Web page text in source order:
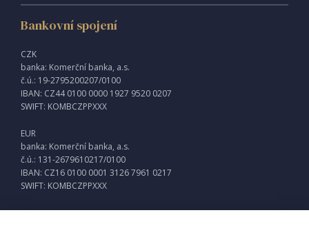
Bankovní spojení
CZK
banka: Komerční banka, a.s.
č.ú.: 19-2795200207/0100
IBAN: CZ44 0100 0000 1927 9520 0207
SWIFT: KOMBCZPPXXX
EUR
banka: Komerční banka, a.s.
č.ú.: 131-2679610217/0100
IBAN: CZ16 0100 0001 3126 7961 0217
SWIFT: KOMBCZPPXXX